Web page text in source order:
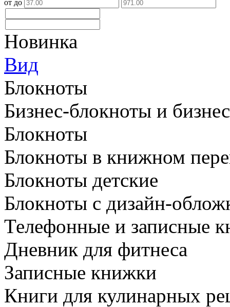
от до
Новинка
Вид
Блокноты
Бизнес-блокноты и
Блокноты
Блокноты в книжном
Блокноты детские
Блокноты с дизайн-
Телефонные и записные
Дневник для фитнеса
Записные книжки
Книги для кулинарных